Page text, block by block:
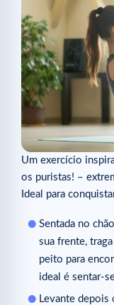
Um exercício
os puristas! –
Ideal para
Sentada no
sua frente,
peito para
ideal é sentar-
Levante depois